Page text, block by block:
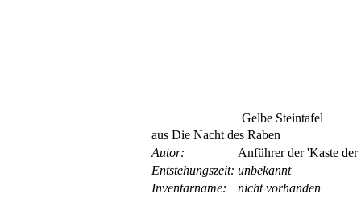
Gelbe Steintafel
aus Die Nacht des Raben
Autor:
Anführer der 'Kaste der
Entsteh­ungs­zeit: unbekannt
Inventar­name:
nicht vorhanden